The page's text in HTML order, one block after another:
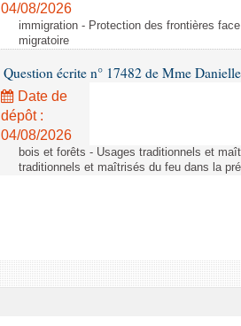
04/08/2026
immigration - Protection des frontières
migratoire
Question écrite n° 17482 de Mme
Date de
dépôt :
04/08/2026
bois et forêts - Usages traditionnels et
traditionnels et maîtrisés du feu dans la